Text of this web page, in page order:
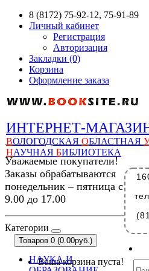
8 (8172) 75-92-12, 75-91-89
Личный кабинет
Регистрация
Авторизация
Закладки (0)
Корзина
Оформление заказа
ИНТЕРНЕТ-
ВОЛОГОДСКАЯ ОБЛАСТНАЯ
НАУЧНАЯ БИБЛИОТЕКА
Уважаемые покупатели!
Заказы обрабатываются
понедельник – пятница с
9.00 до 17.00
Категории
Товаров 0 (0.00руб.)
Ваша корзина пуста!
НАУКА И